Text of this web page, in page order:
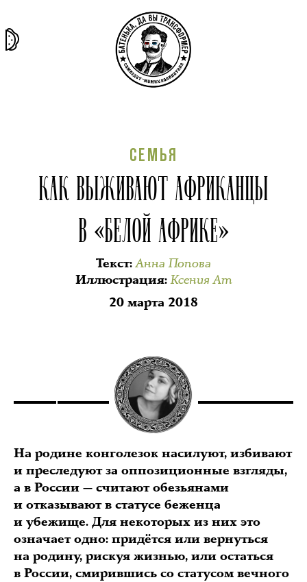
СЕМЬЯ
КАК ВЫЖИВАЮТ АФРИКАНЦЫ
В «БЕЛОЙ АФРИКЕ»
Текст:Анна Попова
Иллюстрация:Ксения Ат
20 марта 2018
На родине конголезок насилуют, избивают
и преследуют за оппозиционные взгляды,
а в России — считают обезьянами
и отказывают в статусе беженца
и убежище. Для некоторых из них это
означает одно: придётся или вернуться
на родину, рискуя жизнью, или остаться
в России, смирившись со статусом вечного